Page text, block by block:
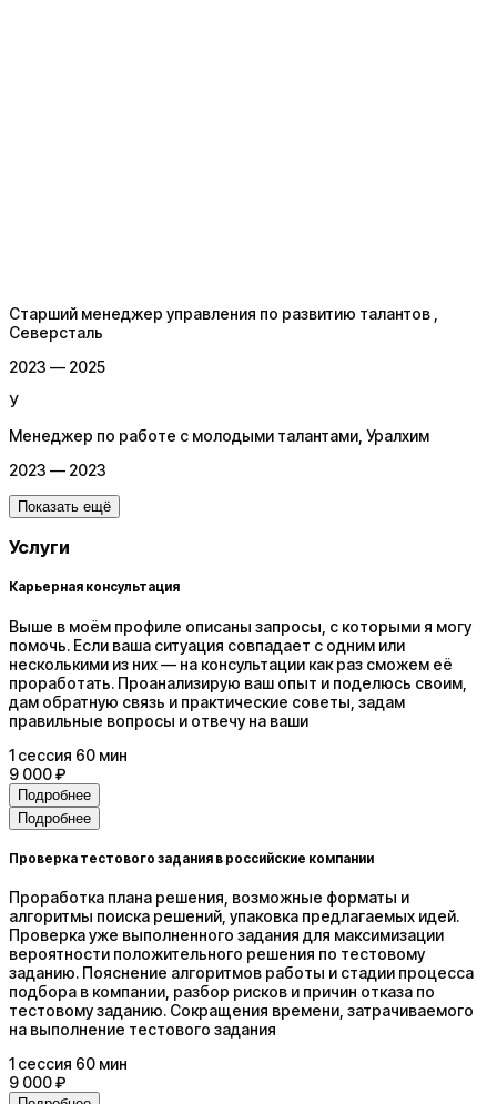
Старший менеджер управления по развитию талантов
Северсталь
2023 — 2025
У
Менеджер по работе с молодыми талантами , Уралхим
2023 — 2023
Показать ещё
Услуги
Карьерная консультация
Выше в моём профиле описаны запросы, с которыми я могу
помочь. Если ваша ситуация совпадает с одним или
несколькими из них — на консультации как раз сможем её
проработать. Проанализирую ваш опыт и поделюсь своим,
дам обратную связь и практические советы, задам
правильные вопросы и отвечу на ваши
1 сессия 60 мин
9 000 ₽
Подробнее
Подробнее
Проверка тестового задания в российские компании
Проработка плана решения, возможные форматы и
алгоритмы поиска решений, упаковка предлагаемых идей.
Проверка уже выполненного задания для максимизации
вероятности положительного решения по тестовому
заданию. Пояснение алгоритмов работы и стадии процесса
подбора в компании, разбор рисков и причин отказа по
тестовому заданию. Сокращения времени, затрачиваемого
на выполнение тестового задания
1 сессия 60 мин
9 000 ₽